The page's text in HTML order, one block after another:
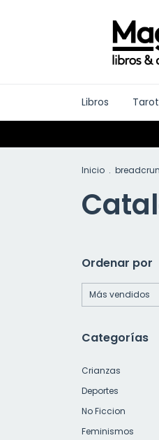
Libros
Inicio .
Ordenar por
Categorías
Crianzas
Deportes
No Ficcion
Feminismos